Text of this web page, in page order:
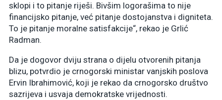
sklopi i to pitanje riješi. Bivšim logorašima to nije
financijsko pitanje, već pitanje dostojanstva i digniteta.
To je pitanje moralne satisfakcije“, rekao je Grlić
Radman.
Da je dogovor dviju strana o dijelu otvorenih pitanja
blizu, potvrdio je crnogorski ministar vanjskih poslova
Ervin Ibrahimović, koji je rekao da crnogorsko društvo
sazrijeva i usvaja demokratske vrijednosti.